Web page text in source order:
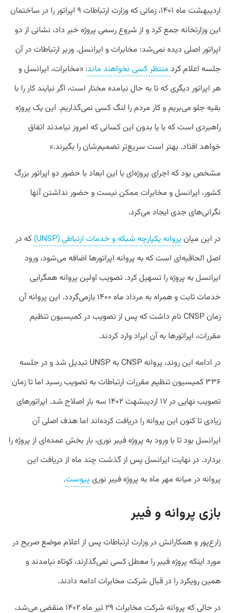
اردیبهشت ماه ۱۴۰۱، زمانی که وزارت ارتباطات ۹ اپراتور را در ساختمان
این وزارتخانه جمع کرد و از شروع رسمی پروژه خبر داد، نشانی از دو
اپراتور اصلی دیده نمی‌شد: مخابرات و ایرانسل. وزیر ارتباطات در آن
جلسه اعلام کرد منتظر کسی نخواهند ماند: «مخابرات، ایرانسل و
هر اپراتور دیگری که تا به حال نیامده‌ مختار است، اگر نیایند کار را با
بقیه جلو می‌بریم و کار مردم را لنگ کسی نمی‌گذاریم. این یک پروژه
راهبردی است که با یا بدون این کسانی که امروز نیامدند اتفاق
خواهد افتاد. بهتر است سریع‌تر تصمیم‌شان را بگیرند.»
مشخص بود که اجرای پروژه‌ای با این ابعاد با حضور دو اپراتور بزرگ
کشور، ایرانسل و مخابرات ممکن نیست و حضور نداشتن آنها
نگرانی‌های جدی ایجاد می‌کرد.
در این میان پروانه یکپارچه شبکه و خدمات ارتباطی (UNSP)
که در
اصل الحاقیه‌ای است که به پروانه اپراتورها اضافه می‌شود، ورود
ایرانسل به پروژه را تسهیل کرد. تصویب اولین پروانه همگرایی
خدمات ثابت و همراه به مرداد ماه ۱۴۰۰ بازمی‌گردد. این پروانه آن
زمان CNSP نام داشت که پس از تصویب در کمیسیون تنظیم
مقررات، اپراتورها به آن ایراد وارد کردند.
در ادامه این روند، پروانه CNSP به UNSP تبدیل شد و در جلسه
۳۳۶ کمیسیون تنظیم مقررات ارتباطات به تصویب رسید اما تا زمان
تصویب نهایی در ۱۷ اردیبشهت ۱۴۰۲ سه بار اصلاح شد. اپراتورهای
زیادی تا کنون این پروانه را دریافت کرده‌اند اما هدف اصلی آن
ایرانسل بود تا با ورود به پروژه فیبر نوری، بار بخش عمده‌ای از پروژه را
بردارد. در نهایت ایرانسل پس از گذشت چند ماه از دریافت این
پروانه در میانه مهر ماه به پروژه فیبر نوری پیوست.
بازی پروانه و فیبر
زارع‌پور و همکارانش در وزارت ارتباطات پس از اعلام موضع صریح در
مورد اینکه پروژه فیبر را معطل کسی نمی‌گذارند، کوتاه نیامدند و
همین رویکرد را در قبال شرکت مخابرات ادامه دادند.
در حالی که پروانه شرکت مخابرات ۲۹ تیر ماه ۱۴۰۲ منقضی می‌شد،